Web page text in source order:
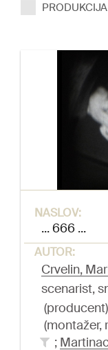
PRODUKCIJA
NASLOV:
... 666 ...
AUTOR:
Crvelin,
scenarist,
(montažer,
;